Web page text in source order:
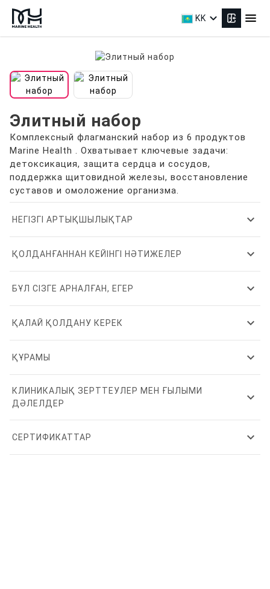
KK expand_more menu
Элитный набор
Комплексный флагманский набор из 6 продуктов
Marine Health . Охватывает ключевые задачи:
детоксикация, защита сердца и сосудов,
поддержка щитовидной железы, восстановление
суставов и омоложение организма.
НЕГІЗГІ АРТЫҚШЫЛЫҚТАР expand_more
ҚОЛДАНҒАННАН КЕЙІНГІ НӘТИЖЕЛЕР expand_more
БҰЛ СІЗГЕ АРНАЛҒАН, ЕГЕР expand_more
ҚАЛАЙ ҚОЛДАНУ КЕРЕК expand_more
ҚҰРАМЫ expand_more
КЛИНИКАЛЫҚ ЗЕРТТЕУЛЕР МЕН ҒЫЛЫМИ
ДӘЛЕЛДЕР
expand_more
СЕРТИФИКАТТАР expand_more